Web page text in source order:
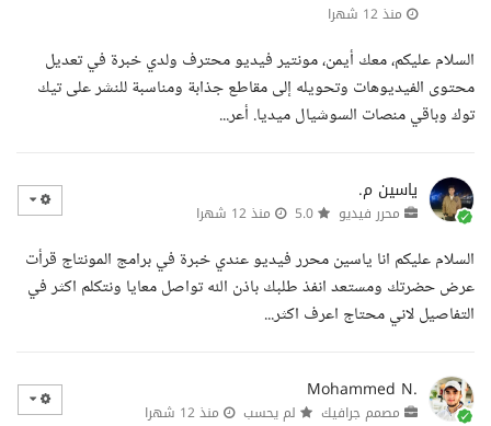
منذ 12 شهرا
السلام عليكم، معك أيمن، مونتير فيديو محترف ولدي خبرة في تعديل
محتوى الفيديوهات وتحويله إلى مقاطع جذابة ومناسبة للنشر على تيك
توك وباقي منصات السوشيال ميديا. أعر...
ياسين م.
محرر فيديو منذ 12 شهرا
السلام عليكم انا ياسين محرر فيديو عندي خبرة في برامج المونتاج قرأت
عرض حضرتك ومستعد انفذ طلبك باذن الله تواصل معايا ونتكلم اكثر في
التفاصيل لاني محتاج اعرف اكثر...
Mohammed N.
مصمم جرافيك لم يحسب منذ 12 شهرا